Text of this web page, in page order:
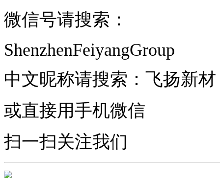
微信号请搜索：
ShenzhenFeiyangGroup
中文昵称请搜索：飞扬新材
或直接用手机微信
扫一扫关注我们